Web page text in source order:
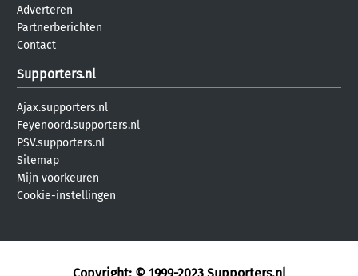
Adverteren
Partnerberichten
Contact
Supporters.nl
Ajax.supporters.nl
Feyenoord.supporters.nl
PSV.supporters.nl
Sitemap
Mijn voorkeuren
Cookie-instellingen
Copyright: © 1999-2023 Supporters.nl